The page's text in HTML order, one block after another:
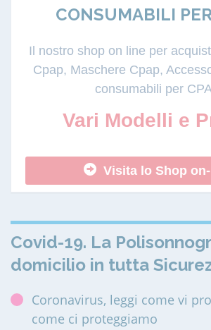
CONSUMABILI
Il nostro shop on line per
Cpap, Maschere Cpap,
consumabili per
Vari Modelli e
Visita lo Shop
Covid-19. La
domicilio in tutta
Coronavirus, leggi come vi
come ci proteggiamo